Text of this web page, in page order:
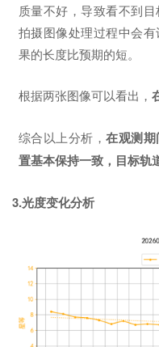
质量不好，导致看不到
拍摄图像处理过程中会
果的长度比预期的短。
根据两张图像可以看出，
综合以上分析，在观测
置基本保持一致，目标轨
3.光度变化分析